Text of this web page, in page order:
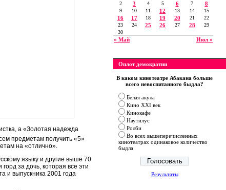
а «Золотая надежда
предметам получить «5»
на «отлично».
языку и другие выше 70
за дочь, которая все эти
и выпускника 2001 года
« Май Июл »
2
3 4 5 6 7 8
9 10 11 12 13 14 15
16 17 18 19 20 21
22
23
24 25 26 27 28
29
30
Оплот демократии
В каком кинотеатре Абакана больше
всего невоспитанного быдла?
Белая акула
Кино XXI век
Кинокафе
Наутилус
Ролби
Во всех вышеперечисленных
кинотеатрах одинаковое количество
быдла
Результаты